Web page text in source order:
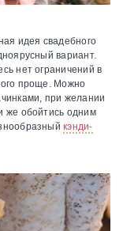
идея свадебного
вариант.
нет ограничений в
проще. Можно
при желании
же обойтись одним
кэнди-